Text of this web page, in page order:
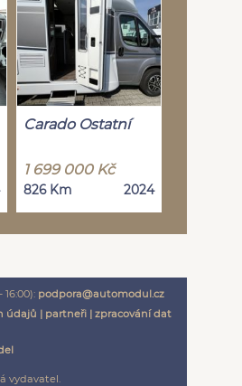
Carado Ostatní
1 699 000 Kč
826 Km 2024
podpora@automodul.cz
údajů | partneři| zpracování dat
vydavatel.